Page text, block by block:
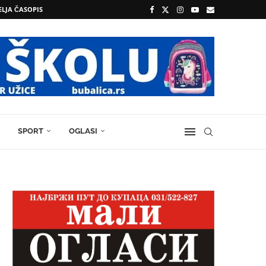
ČASOPIS
SPORT OGLASI